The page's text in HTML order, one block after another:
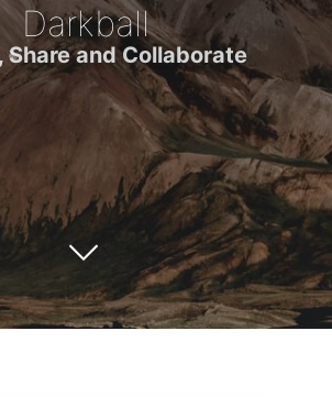
Darkball
Share and Collaborate